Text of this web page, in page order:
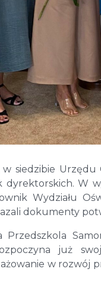
siedzibie
dyrektorskich. W
Wydziału
dokumenty
Przedszkola
już
w rozwój